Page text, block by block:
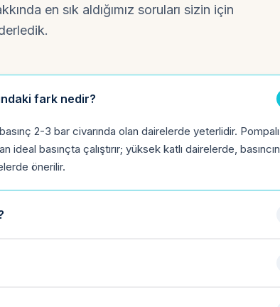
en sık aldığımız soruları sizin için
fark nedir?
2-3 bar civarında olan dairelerde yeterlidir. Pompalı
basınçta çalıştırır; yüksek katlı dairelerde, basıncın
önerilir.